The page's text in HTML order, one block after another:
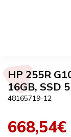
HP 255R
16GB, SSD
48165719-12
668,54€